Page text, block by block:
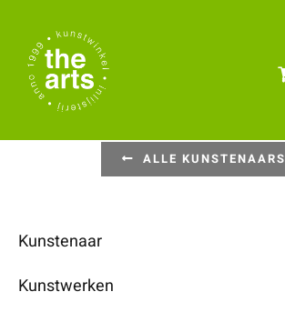
inhoud
ALLE KUNSTENAARS
Kunstenaar
Kunstwerken